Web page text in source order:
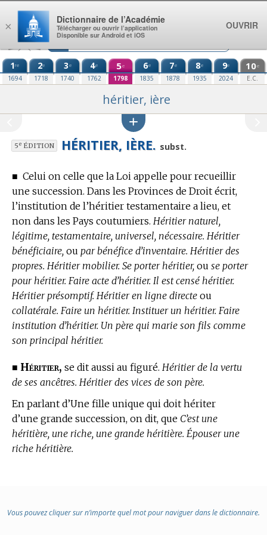
Aller au contenu
1re
1694
2e
1718
3e
1740
4e
1762
5e
1798
6e
1835
7e
1878
8e
1935
9e
2024
10e
E.C.
héritier, ière
5eÉDITION HÉRITIER, IÈRE. subst.
■ Celui on celle que la Loi appelle pour recueillir
une succession. Dans les Provinces de Droit écrit,
l’institution de l’héritier testamentaire a lieu, et
non dans les Pays coutumiers. Héritier naturel,
légitime, testamentaire, universel, nécessaire. Héritier
bénéficiaire, ou par bénéfice d’inventaire. Héritier des
propres. Héritier mobilier. Se porter héritier, ou se porter
pour héritier. Faire acte d’héritier. Il est censé héritier.
Héritier présomptif. Héritier en ligne directe ou
collatérale. Faire un héritier. Instituer un héritier. Faire
institution d’héritier. Un père qui marie son fils comme
son principal héritier.
■ Héritier, se dit aussi au figuré. Héritier de la vertu
de ses ancêtres. Héritier des vices de son père.
En parlant d’Une fille unique qui doit hériter
d’une grande succession, on dit, que C’est une
héritière, une riche, une grande héritière. Épouser une
riche héritière.
Vous pouvez cliquer sur n’importe quel mot pour naviguer dans le dictionnaire.
×
Dictionnaire de l’Académie
Télécharger ou ouvrir l’application
Disponible sur Android et iOS
OUVRIR